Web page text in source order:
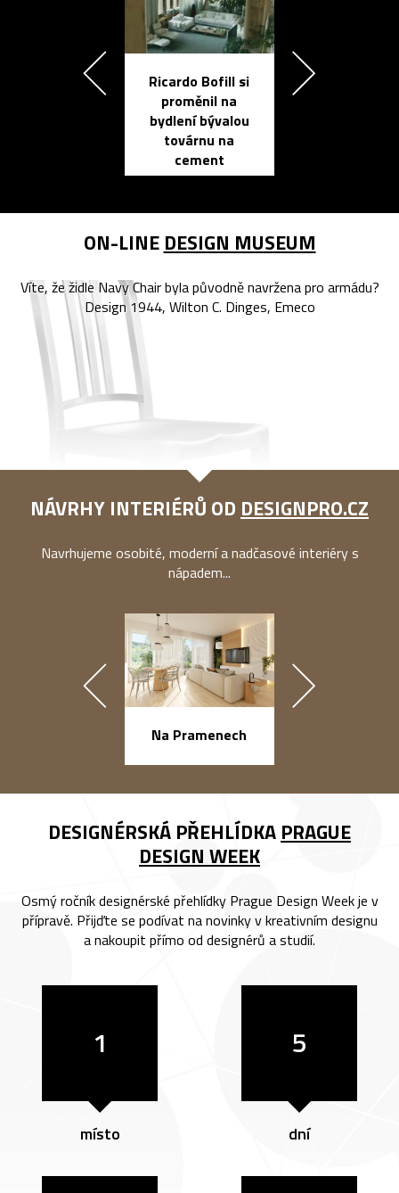
Ricardo Bofill si
proměnil na
bydlení bývalou
továrnu na
cement
ON-LINE DESIGN MUSEUM
Víte, že židle Navy Chair byla původně navržena pro armádu?
Design 1944, Wilton C. Dinges, Emeco
NÁVRHY INTERIÉRŮ OD DESIGNPRO.CZ
Navrhujeme osobité, moderní a nadčasové interiéry s
nápadem...
Na Pramenech
DESIGNÉRSKÁ PŘEHLÍDKA PRAGUE
DESIGN WEEK
Osmý ročník designérské přehlídky Prague Design Week je v
přípravě. Přijďte se podívat na novinky v kreativním designu
a nakoupit přímo od designérů a studií.
1
místo
5
dní